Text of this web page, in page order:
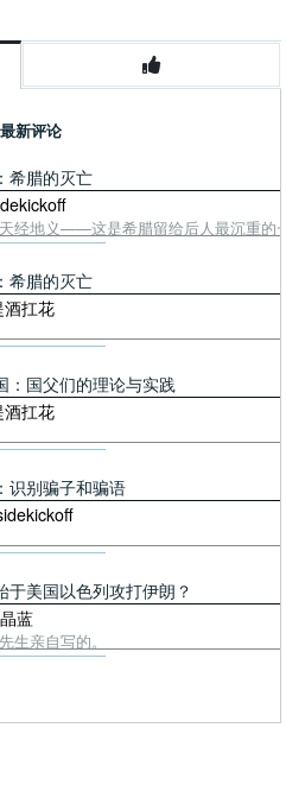
最新评论
希腊的灭亡
经地义——这是希腊留给后人最沉重的
希腊的灭亡
扛花
：国父们的理论与实践
扛花
识别骗子和骗语
于美国以色列攻打伊朗？
蓝
生亲自写的。